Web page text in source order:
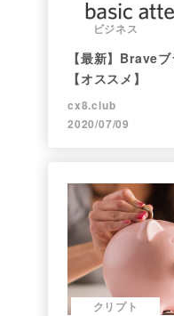
ビジネス
【最新】Brave
【オススメ】
cx8.club
2020/07/09
クリプト